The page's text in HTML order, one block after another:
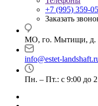
+7 (995) 359-
Заказать
МО, го. Мытищи, д.
info@estet-
Пн. – Пт.: с 9:00 до